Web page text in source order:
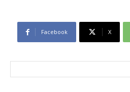
Facebook X